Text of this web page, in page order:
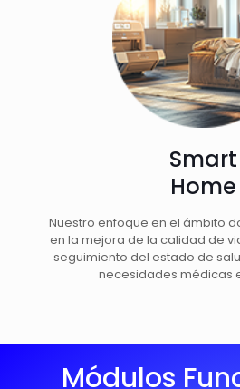
Smart
Home
Nuestro enfoque en el ámbito
en la mejora de la calidad de
seguimiento del estado de
necesidades médicas
Módulos